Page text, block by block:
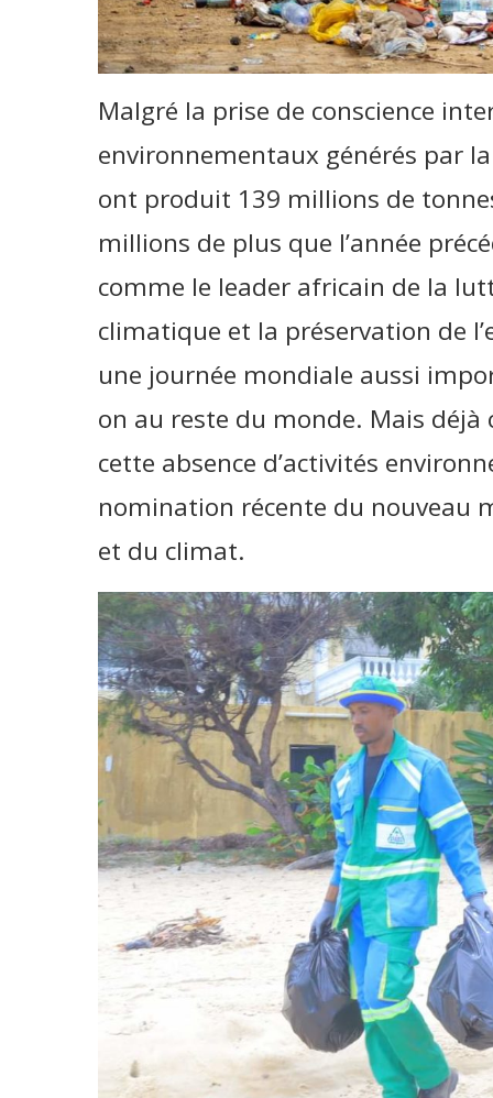
Malgré la prise de conscience
environnementaux générés par
ont produit 139 millions de
millions de plus que l’année
comme le leader africain de la
climatique et la préservation de
une journée mondiale aussi
on au reste du monde. Mais
cette absence d’activités
nomination récente du nouveau
et du climat.